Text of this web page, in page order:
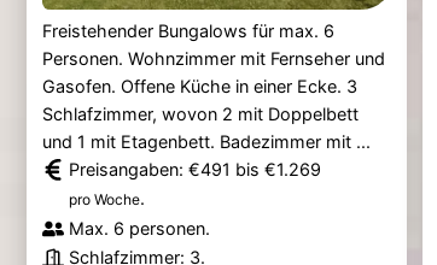
Freistehender Bungalows für max. 6
Personen. Wohnzimmer mit Fernseher und
Gasofen. Offene Küche in einer Ecke. 3
Schlafzimmer, wovon 2 mit Doppelbett
und 1 mit Etagenbett. Badezimmer mit ...
Preisangaben: €491 bis €1.269
pro Woche.
Max. 6 personen.
Schlafzimmer: 3.